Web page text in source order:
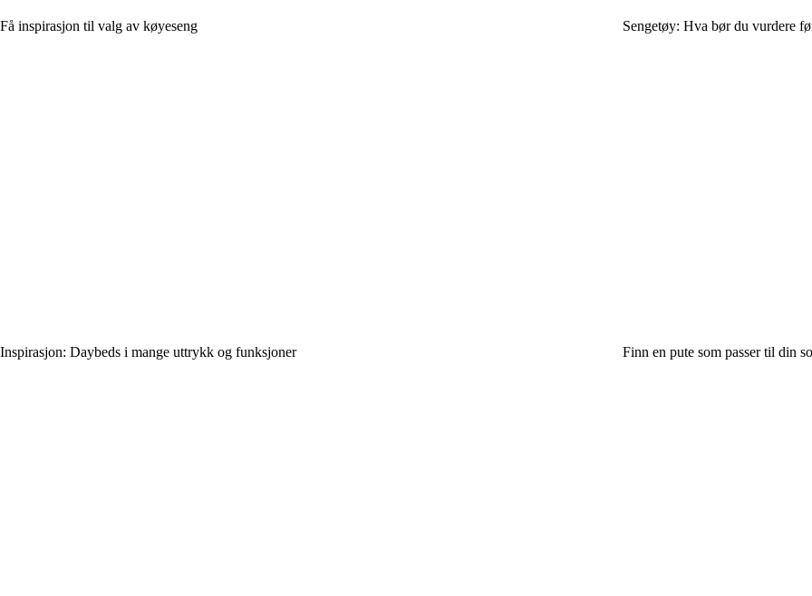
Få inspirasjon til valg av køyeseng Sengetøy: Hva bør du vurdere
Inspirasjon: Daybeds i mange uttrykk og funksjoner Finn en pute som passer til din